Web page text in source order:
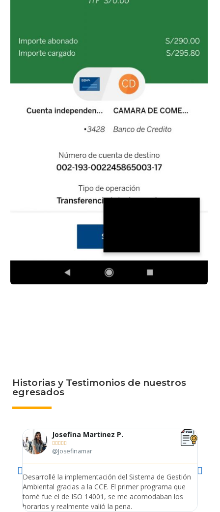
Historias y Testimonios de nuestros
egresados
Josefina Martinez P.

@Josefinamar
Desarrollé la implementación del Sistema de Gestión
Ambiental gracias a la CCE. El primer programa que
tomé fue el de ISO 14001, se me acomodaban los
horarios y realmente valió la pena.
Lleve